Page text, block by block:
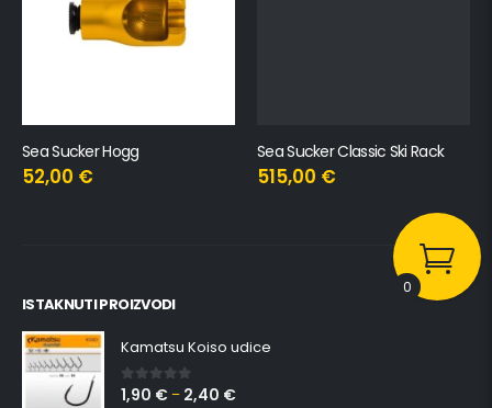
Sea Sucker Hogg
52,00 €
Sea Sucker Classic Ski Rack
515,00 €
ISTAKNUTI PROIZVODI
Kamatsu Koiso udice
0 out of 5
1,90 € – 2,40 €
0